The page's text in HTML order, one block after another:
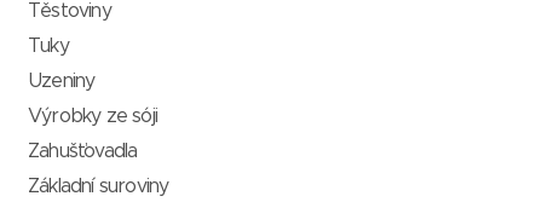
Těstoviny
Tuky
Uzeniny
Výrobky ze sóji
Zahušťovadla
Základní suroviny